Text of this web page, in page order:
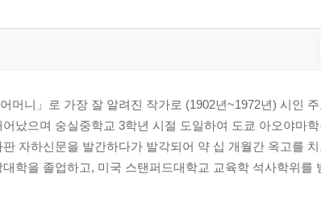
머니」로 가장 잘 알려진 작가로 (1902년~1972년) 시인
났으며 숭실중학교 3학년 시절 도일하여 도쿄 아오야마
자하신문을 발간하다가 발각되어 약 십 개월간 옥고를
학을 졸업하고, 미국 스탠퍼드대학교 교육학 석사학위를